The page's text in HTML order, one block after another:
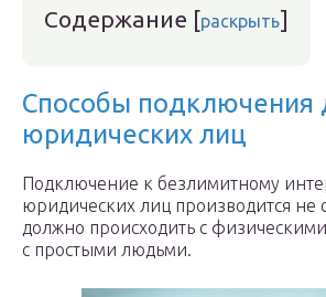
Содержание [раскрыть]
Способы подключения
юридических лиц
Подключение к безлимитному
юридических лиц производится не
должно происходить с
с простыми людьми.